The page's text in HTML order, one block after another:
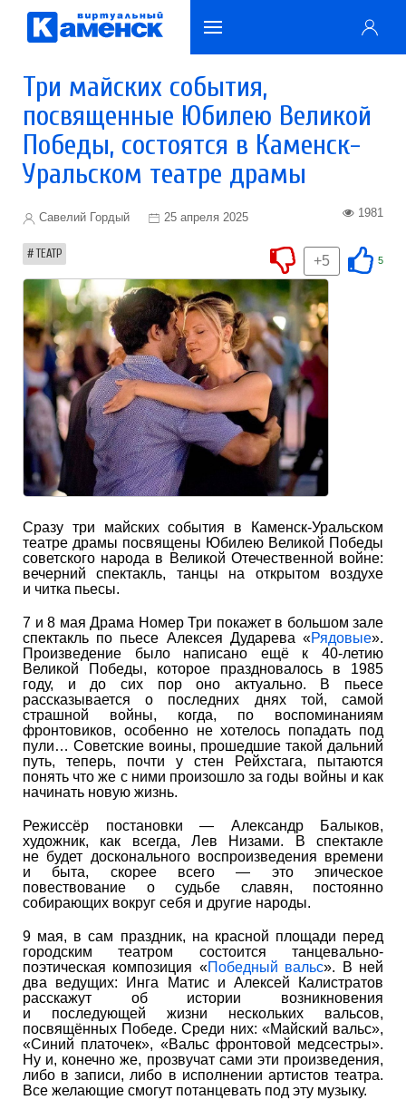
Три майских события,
посвященные Юбилею Великой
Победы, состоятся в Каменск-
Уральском театре драмы
Савелий Гордый 25 апреля 2025 1981
ТЕАТР 5
+5
Сразу три майских события в Каменск-Уральском
театре драмы посвящены Юбилею Великой Победы
советского народа в Великой Отечественной войне:
вечерний спектакль, танцы на открытом воздухе
и читка пьесы.
7 и 8 мая Драма Номер Три покажет в большом зале
спектакль по пьесе Алексея Дударева «Рядовые».
Произведение было написано ещё к 40-летию
Великой Победы, которое праздновалось в 1985
году, и до сих пор оно актуально. В пьесе
рассказывается о последних днях той, самой
страшной войны, когда, по воспоминаниям
фронтовиков, особенно не хотелось попадать под
пули… Советские воины, прошедшие такой дальний
путь, теперь, почти у стен Рейхстага, пытаются
понять что же с ними произошло за годы войны и как
начинать новую жизнь.
Режиссёр постановки — Александр Балыков,
художник, как всегда, Лев Низами. В спектакле
не будет досконального воспроизведения времени
и быта, скорее всего — это эпическое
повествование о судьбе славян, постоянно
собирающих вокруг себя и другие народы.
9 мая, в сам праздник, на красной площади перед
городским театром состоится танцевально-
поэтическая композиция «Победный вальс». В ней
два ведущих: Инга Матис и Алексей Калистратов
расскажут об истории возникновения
и последующей жизни нескольких вальсов,
посвящённых Победе. Среди них: «Майский вальс»,
«Синий платочек», «Вальс фронтовой медсестры».
Ну и, конечно же, прозвучат сами эти произведения,
либо в записи, либо в исполнении артистов театра.
Все желающие смогут потанцевать под эту музыку.